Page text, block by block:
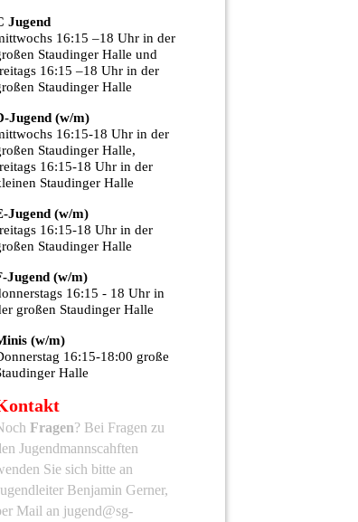
Jugend
16:15 –18 Uhr in der
Staudinger Halle und
16:15 –18 Uhr in der
Staudinger Halle
Jugend (w/m)
16:15-18 Uhr in der
Staudinger Halle,
16:15-18 Uhr in der
Staudinger Halle
Jugend (w/m)
16:15-18 Uhr in der
Staudinger Halle
Jugend (w/m)
16:15 - 18 Uhr in
großen Staudinger Halle
(w/m)
16:15-18:00 große
Halle
Fragen? Bei Fragen zu
Jugendmannscahften
Sie sich bitte an
Benjamin Gerner,
Mail an jugend@sg-